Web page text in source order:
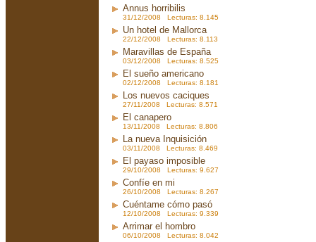
Annus horribilis
31/12/2008 Lecturas: 8.145
Un hotel de Mallorca
22/12/2008 Lecturas: 8.113
Maravillas de España
03/12/2008 Lecturas: 8.525
El sueño americano
02/12/2008 Lecturas: 8.181
Los nuevos caciques
27/11/2008 Lecturas: 8.571
El canapero
13/11/2008 Lecturas: 8.806
La nueva Inquisición
03/11/2008 Lecturas: 8.469
El payaso imposible
29/10/2008 Lecturas: 9.627
Confíe en mi
26/10/2008 Lecturas: 8.267
Cuéntame cómo pasó
12/10/2008 Lecturas: 9.339
Arrimar el hombro
06/10/2008 Lecturas: 8.042